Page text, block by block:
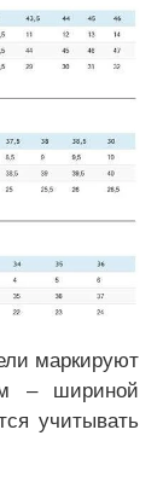
маркируют
– шириной
учитывать